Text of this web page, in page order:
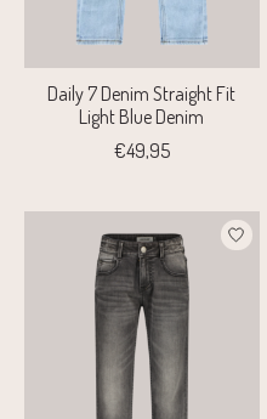
Daily 7 Denim Straight Fit
Light Blue Denim
€49,95